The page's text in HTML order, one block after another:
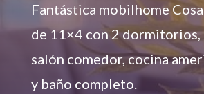
Fantástica mobilhome
de 11×4 con 2 dormitorios,
salón comedor, cocina
y baño completo.